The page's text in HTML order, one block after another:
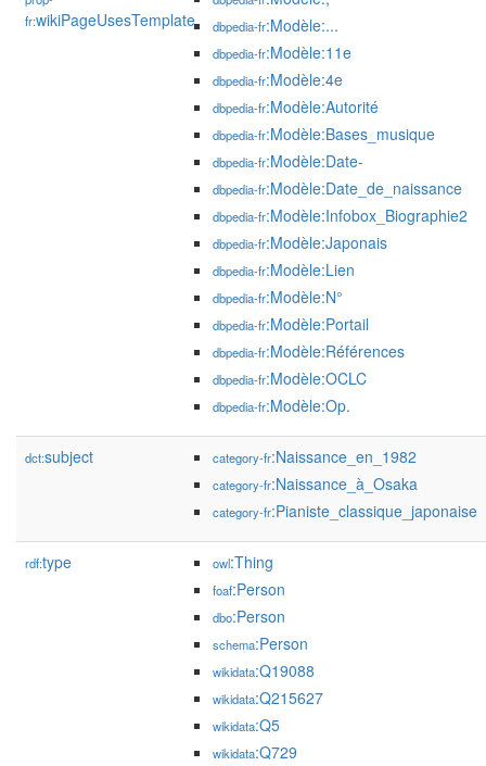
fr:wikiPageUsesTemplate dbpedia-fr:Modèle:...
dbpedia-fr:Modèle:11e
dbpedia-fr:Modèle:4e
dbpedia-fr:Modèle:Autorité
dbpedia-fr:Modèle:Bases_musique
dbpedia-fr:Modèle:Date-
dbpedia-fr:Modèle:Date_de_naissance
dbpedia-fr:Modèle:Infobox_Biographie2
dbpedia-fr:Modèle:Japonais
dbpedia-fr:Modèle:Lien
dbpedia-fr:Modèle:N°
dbpedia-fr:Modèle:Portail
dbpedia-fr:Modèle:Références
dbpedia-fr:Modèle:OCLC
dbpedia-fr:Modèle:Op.
dct:subject category-fr:Naissance_en_1982
category-fr:Naissance_à_Osaka
category-fr:Pianiste_classique_japonaise
rdf:type owl:Thing
foaf:Person
dbo:Person
schema:Person
wikidata:Q19088
wikidata:Q215627
wikidata:Q5
wikidata:Q729